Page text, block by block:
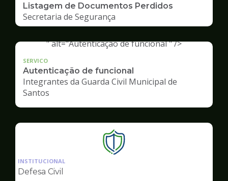
Listagem de Documentos Perdidos
Secretaria de Segurança
" alt="Autenticação de funcional " />
SERVICO
Autenticação de funcional
Integrantes da Guarda Civil Municipal de
Santos
Ilustração
da
INSTITUCIONAL
Defesa Civil